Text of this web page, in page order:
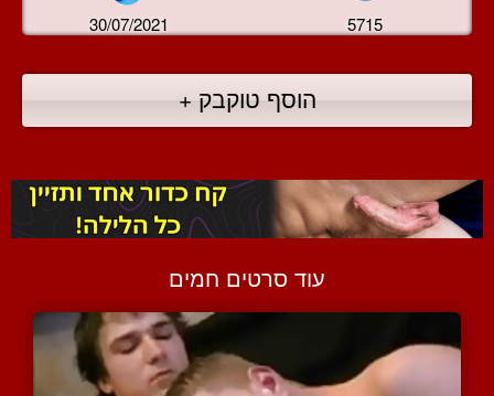
30/07/2021 5715
הוסף טוקבק +
עוד סרטים חמים